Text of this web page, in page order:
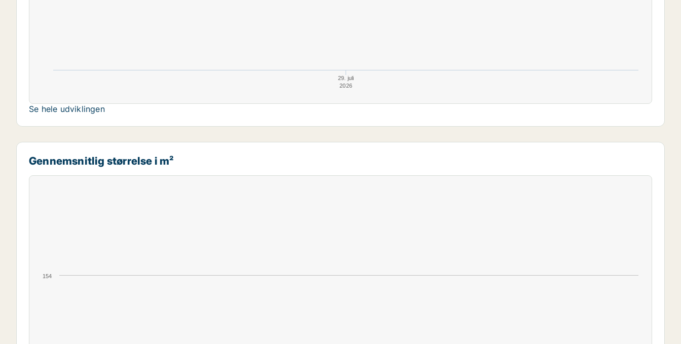
29. juli
2026
Se hele udviklingen
Gennemsnitlig størrelse i m²
154